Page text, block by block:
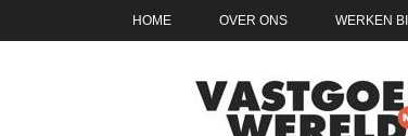
HOME OVER ONS WERKEN